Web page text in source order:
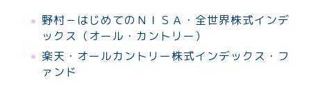
野村－はじめてのＮＩＳＡ・全世界株式インデ
ックス（オール・カントリー）
楽天・オールカントリー株式インデックス・フ
ァンド